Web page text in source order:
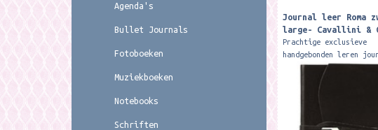
Journal leer Roma
large- Cavallini &
Prachtige exclusieve
handgebonden leren
met 416 ongelinieerde
kleurige pagina's Met
Agenda's
Bullet Journals
Fotoboeken
Muziekboeken
Notebooks
Schriften